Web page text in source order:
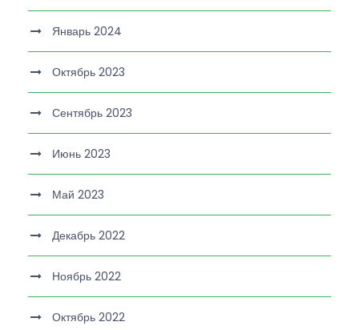
Январь 2024
Октябрь 2023
Сентябрь 2023
Июнь 2023
Май 2023
Декабрь 2022
Ноябрь 2022
Октябрь 2022